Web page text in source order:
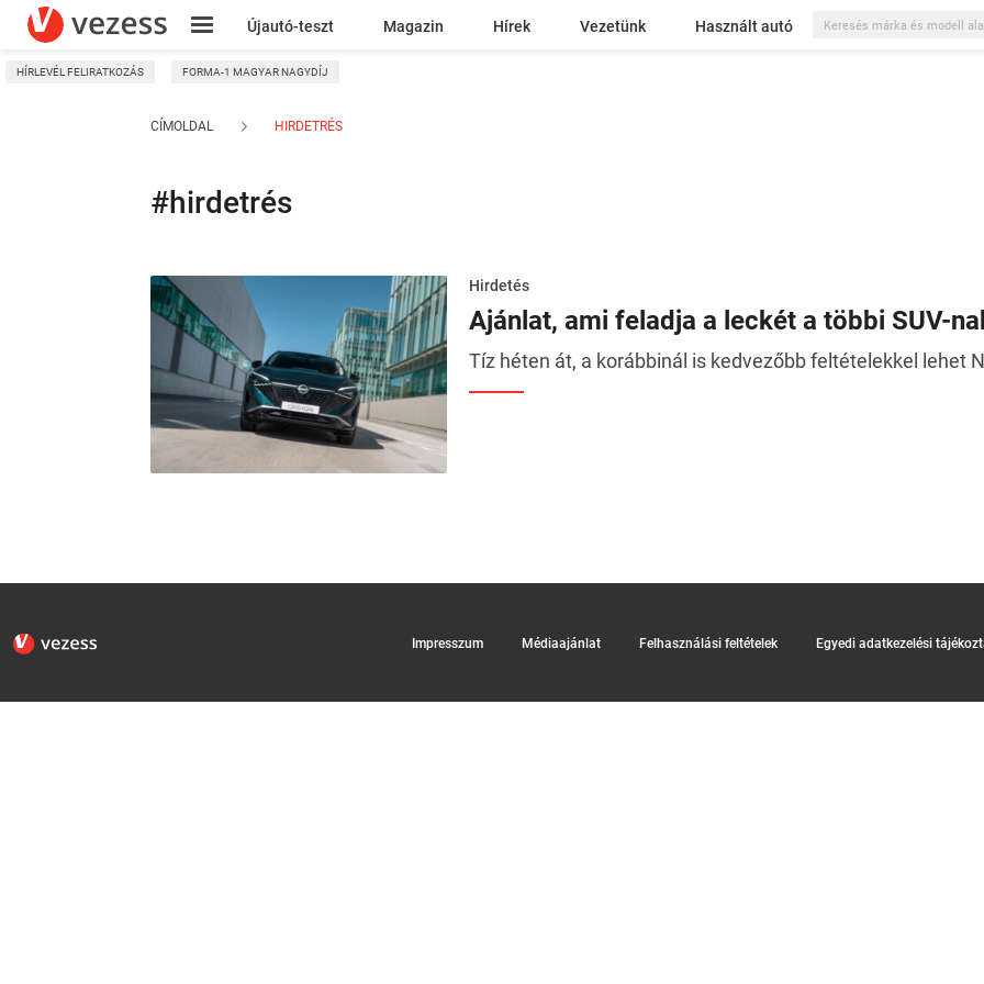
Újautó-teszt Magazin Hírek Vezetünk Használt autó
Kresz
HÍRLEVÉL FELIRATKOZÁS FORMA-1 MAGYAR NAGYDÍJ
CÍMOLDAL HIRDETRÉS
#hirdetrés
Hirdetés
Ajánlat, ami feladja a leckét a többi SUV-
Tíz héten át, a korábbinál is kedvezőbb feltételekkel lehet
Impresszum Médiaajánlat Felhasználási feltételek Egyedi adatkezelési